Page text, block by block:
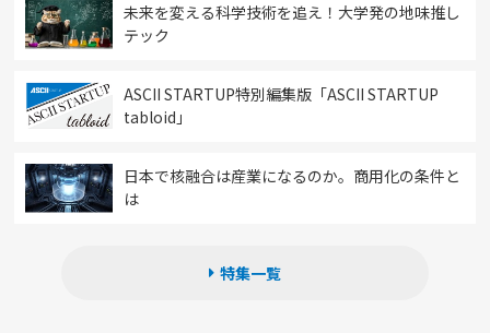
未来を変える科学技術を追え！大学発の地味推し
テック
ASCII STARTUP特別編集版「ASCII STARTUP
tabloid」
日本で核融合は産業になるのか。商用化の条件と
は
特集一覧